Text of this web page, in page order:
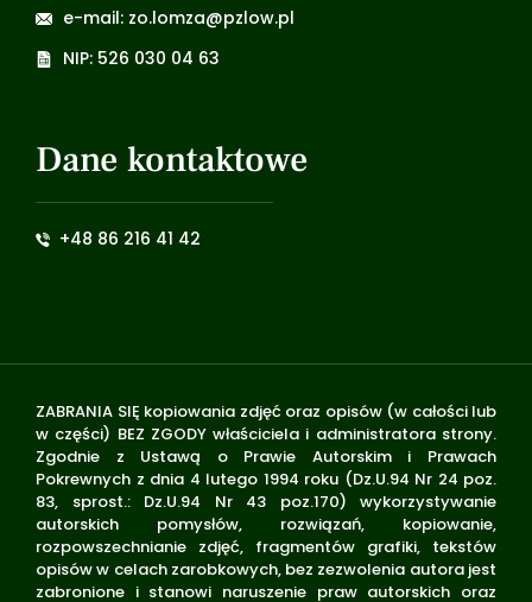
e-mail: zo.lomza@pzlow.pl
NIP: 526 030 04 63
Dane kontaktowe
+48 86 216 41 42
ZABRANIA SIĘ kopiowania zdjęć oraz opisów (w całości lub
w części) BEZ ZGODY właściciela i administratora strony.
Zgodnie z Ustawą o Prawie Autorskim i Prawach
Pokrewnych z dnia 4 lutego 1994 roku (Dz.U.94 Nr 24 poz.
83, sprost.: Dz.U.94 Nr 43 poz.170) wykorzystywanie
autorskich pomysłów, rozwiązań, kopiowanie,
rozpowszechnianie zdjęć, fragmentów grafiki, tekstów
opisów w celach zarobkowych, bez zezwolenia autora jest
zabronione i stanowi naruszenie praw autorskich oraz